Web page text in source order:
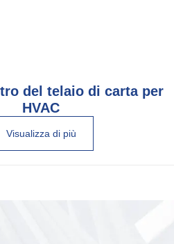
del telaio di carta per
HVAC
Visualizza di più